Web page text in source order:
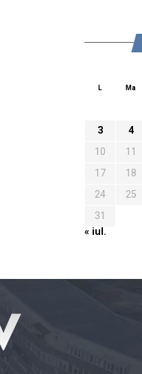
L Ma
3
4
10
11
17
18
24
25
31
« iul.